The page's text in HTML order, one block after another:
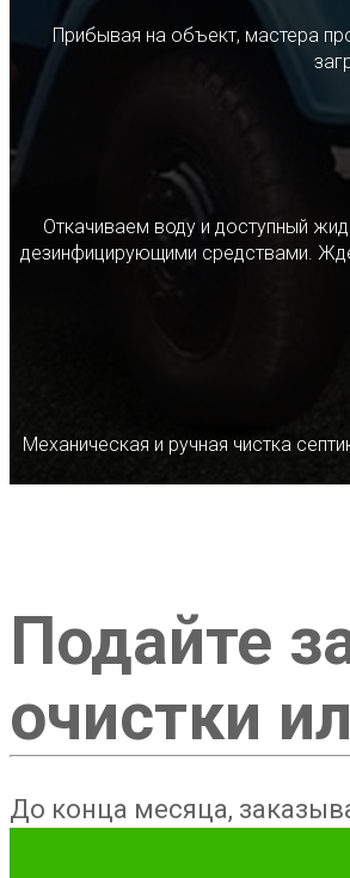
Прибывая на объект, мастера
Откачиваем воду и доступный
дезинфицирующими средствами.
Механическая и ручная чистка
Подайте
очистки
До конца месяца,